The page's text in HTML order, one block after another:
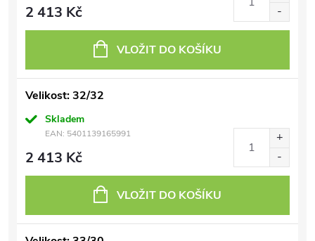
2 413 Kč
VLOŽIT DO KOŠÍKU
Velikost: 32/32
Skladem
EAN: 5401139165991
2 413 Kč
VLOŽIT DO KOŠÍKU